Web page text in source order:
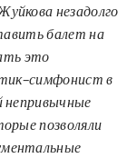
незадолго
балет на
это
–симфонист в
непривычные
позволяли